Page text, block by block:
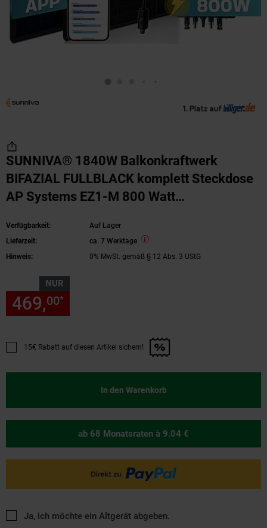
SUNNIVA® 1840W Balkonkraftwerk
BIFAZIAL FULLBLACK komplett Steckdose
AP Systems EZ1-M 800 Watt
Komplettset,4x460W Glas-Glas Bifacial
Solarmodule, 5m Kabel,4x2,5m Solarkabel
Verfügbarkeit:
Auf Lager
Lieferzeit:
ca. 7 Werktage
Hinweis:
0% MwSt. gemäß § 12 Abs. 3 UStG
NUR
469,00*
Promotion "15€ Rabatt auf diesen Artikel sichern!" anwenden
15€ Rabatt auf diesen Artikel sichern!
In den Warenkorb
ab 68 Monatsraten à 9.04 €
Ja, ich möchte ein Altgerät abgeben.